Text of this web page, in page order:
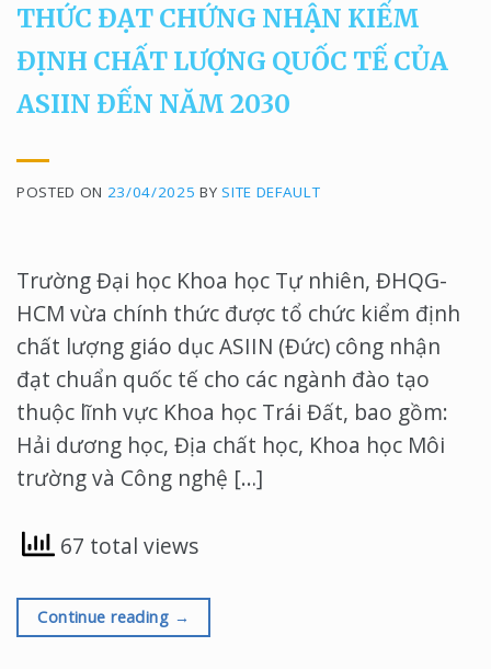
THỨC ĐẠT CHỨNG NHẬN KIỂM
ĐỊNH CHẤT LƯỢNG QUỐC TẾ CỦA
ASIIN ĐẾN NĂM 2030
POSTED ON 23/04/2025 BY SITE DEFAULT
Trường Đại học Khoa học Tự nhiên, ĐHQG-
HCM vừa chính thức được tổ chức kiểm định
chất lượng giáo dục ASIIN (Đức) công nhận
đạt chuẩn quốc tế cho các ngành đào tạo
thuộc lĩnh vực Khoa học Trái Đất, bao gồm:
Hải dương học, Địa chất học, Khoa học Môi
trường và Công nghệ […]
67 total views
Continue reading →